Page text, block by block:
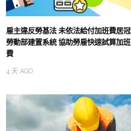
雇主違反勞基法 未依法給付加班費居冠
勞動部建置系統 協助勞雇快速試算加班
費
4 天 AGO